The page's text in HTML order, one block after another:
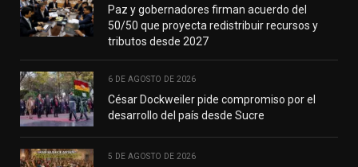
Paz y gobernadores firman acuerdo del
50/50 que proyecta redistribuir recursos y
tributos desde 2027
6 DE AGOSTO DE 2026
César Dockweiler pide compromiso por el
desarrollo del país desde Sucre
5 DE AGOSTO DE 2026